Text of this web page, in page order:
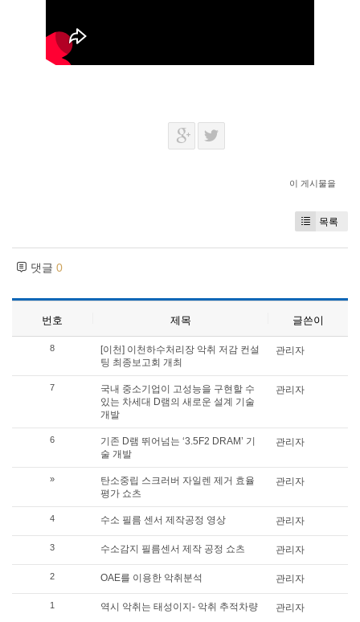
이 게시물을
목록
댓글 0
번호 제목 글쓴이
8
[이천] 이천하수처리장 악취 저감 컨설
팅 최종보고회 개최
관리자
7
국내 중소기업이 고성능을 구현할 수
있는 차세대 D램의 새로운 설계 기술
개발
관리자
6
기존 D램 뛰어넘는 ‘3.5F2 DRAM’ 기
술 개발
관리자
»
탄소중립 스크러버 자일렌 제거 효율
평가 쇼츠
관리자
4 수소 필름 센서 제작공정 영상 관리자
3 수소감지 필름센서 제작 공정 쇼츠 관리자
2 OAE를 이용한 악취분석 관리자
1 역시 악취는 태성이지- 악취 추적차량 관리자